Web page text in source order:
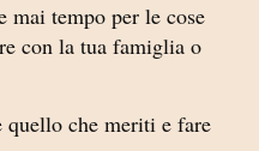
mai tempo per le cose
con la tua famiglia o
quello che meriti e fare